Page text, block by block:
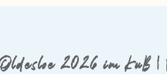
2026 im KuB |